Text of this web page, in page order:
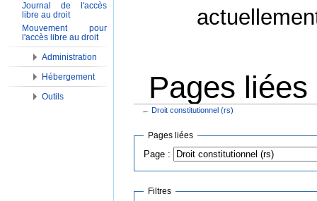
Pages
← Droit constitutionnel (rs)
Pages liées
Page :
Filtres
Journal de l'accès
libre au droit
Mouvement pour
l'accès libre au droit
Administration
Hébergement
Outils